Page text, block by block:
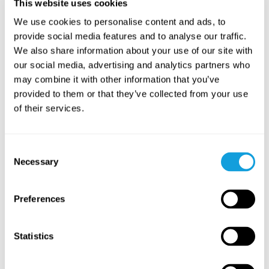
This website uses cookies
We use cookies to personalise content and ads, to
provide social media features and to analyse our traffic.
We also share information about your use of our site with
our social media, advertising and analytics partners who
may combine it with other information that you’ve
provided to them or that they’ve collected from your use
of their services.
Selection
Necessary
Preferences
Statistics
Stresshantering – verktyg för
stress & oro
Sömn –
förbättra